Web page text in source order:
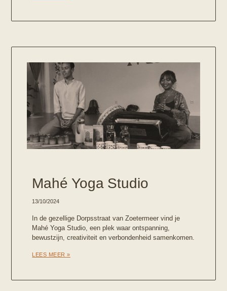
Mahé Yoga Studio
13/10/2024
In de gezellige Dorpsstraat van Zoetermeer vind je
Mahé Yoga Studio, een plek waar ontspanning,
bewustzijn, creativiteit en verbondenheid samenkomen.
LEES MEER »